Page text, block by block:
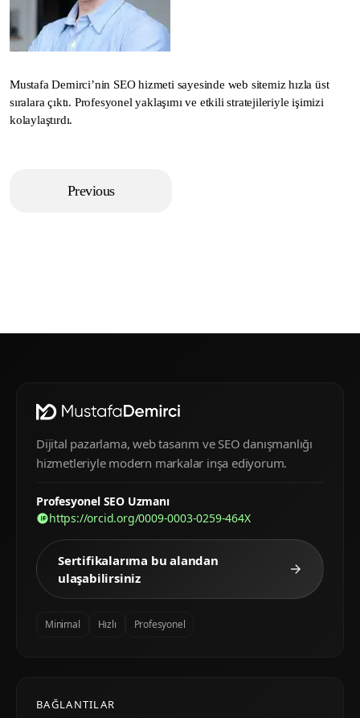
Mustafa Demirci’nin SEO hizmeti sayesinde web sitemiz hızla üst
sıralara çıktı. Profesyonel yaklaşımı ve etkili stratejileriyle işimizi
kolaylaştırdı.
Previous
Dijital pazarlama, web tasarım ve SEO danışmanlığı
hizmetleriyle modern markalar inşa ediyorum.
Profesyonel SEO Uzmanı
https://orcid.org/0009-0003-0259-464X
Sertifikalarıma bu alandan
ulaşabilirsiniz
Minimal Hızlı Profesyonel
BAĞLANTILAR